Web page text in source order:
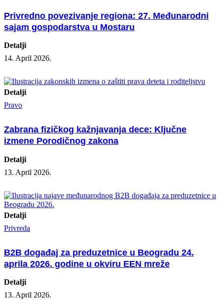
Privredno povezivanje regiona: 27. Međunarodni
sajam gospodarstva u Mostaru
Detalji
14. April 2026.
Detalji
Pravo
Zabrana fizičkog kažnjavanja dece: Ključne
izmene Porodičnog zakona
Detalji
13. April 2026.
Detalji
Privreda
B2B događaj za preduzetnice u Beogradu 24.
aprila 2026. godine u okviru EEN mreže
Detalji
13. April 2026.